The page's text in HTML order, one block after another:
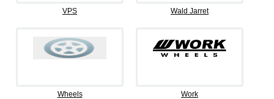
VPS Wald Jarret
Wheels Work